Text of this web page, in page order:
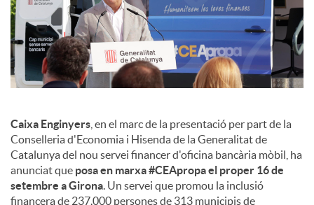
Caixa Enginyers , en el marc de la presentació per part de la
Conselleria d'Economia i Hisenda de la Generalitat de
Catalunya del nou servei financer d'oficina bancària mòbil, ha
anunciat que posa en marxa #CEApropa el proper 16 de
setembre a Girona . Un servei que promou la inclusió
financera de 237.000 persones de 313 municipis de